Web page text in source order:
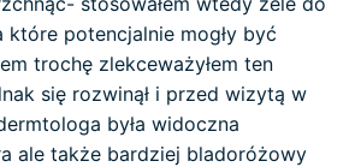
które potencjalnie mogły być
trochę zlekceważyłem ten
się rozwinął i przed wizytą w
była widoczna
ale także bardziej bladoróżowy